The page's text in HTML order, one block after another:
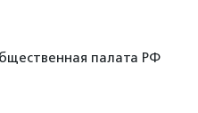
палата РФ